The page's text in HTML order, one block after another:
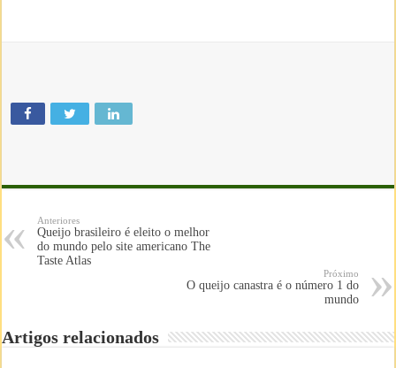
Anteriores
Queijo brasileiro é eleito o melhor
do mundo pelo site americano The
Taste Atlas
Próximo
O queijo canastra é o número 1 do
mundo
Artigos relacionados